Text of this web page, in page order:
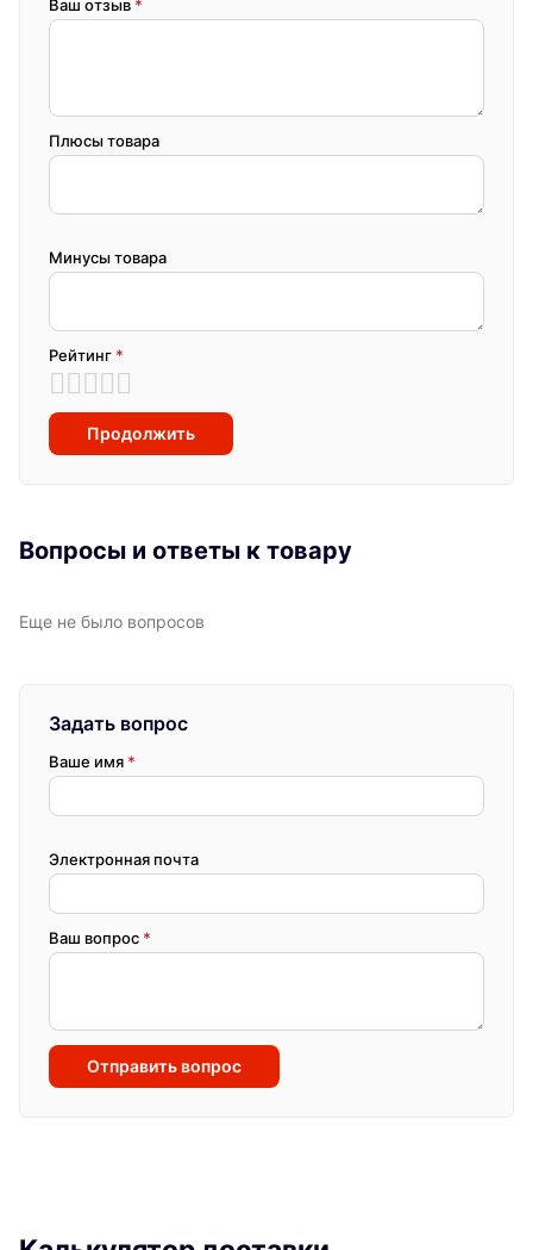
Ваш отзыв *
Плюсы товара
Минусы товара
Рейтинг *
Продолжить
Вопросы и ответы к товару
Еще не было вопросов
Задать вопрос
Ваше имя *
Электронная почта
Ваш вопрос *
Отправить вопрос